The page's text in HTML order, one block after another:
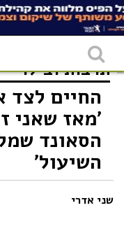
תרבות ובילוי
החיים
'מאז שאני
הסאונד
השיעול'
שני אדרי